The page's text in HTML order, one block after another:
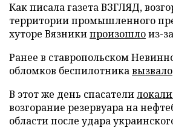
Как писала газета ВЗГЛЯД,
территории промышленного
хуторе Вязникипроизошлоиз-
Ранее в ставропольском
обломков беспилотникавызвало
В этот же день спасатели
возгорание резервуара на
области после удара